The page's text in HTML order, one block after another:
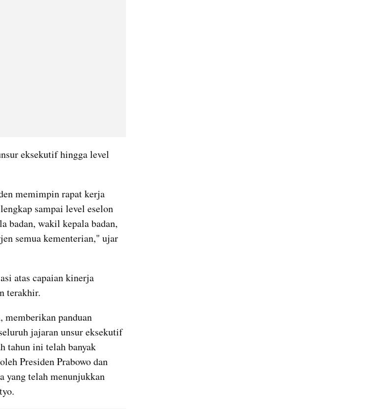
eksekutif hingga level
memimpin rapat kerja
sampai level eselon
badan, wakil kepala badan,
semua kementerian," ujar
atas capaian kinerja
terakhir.
memberikan panduan
jajaran unsur eksekutif
tahun ini telah banyak
Presiden Prabowo dan
yang telah menunjukkan